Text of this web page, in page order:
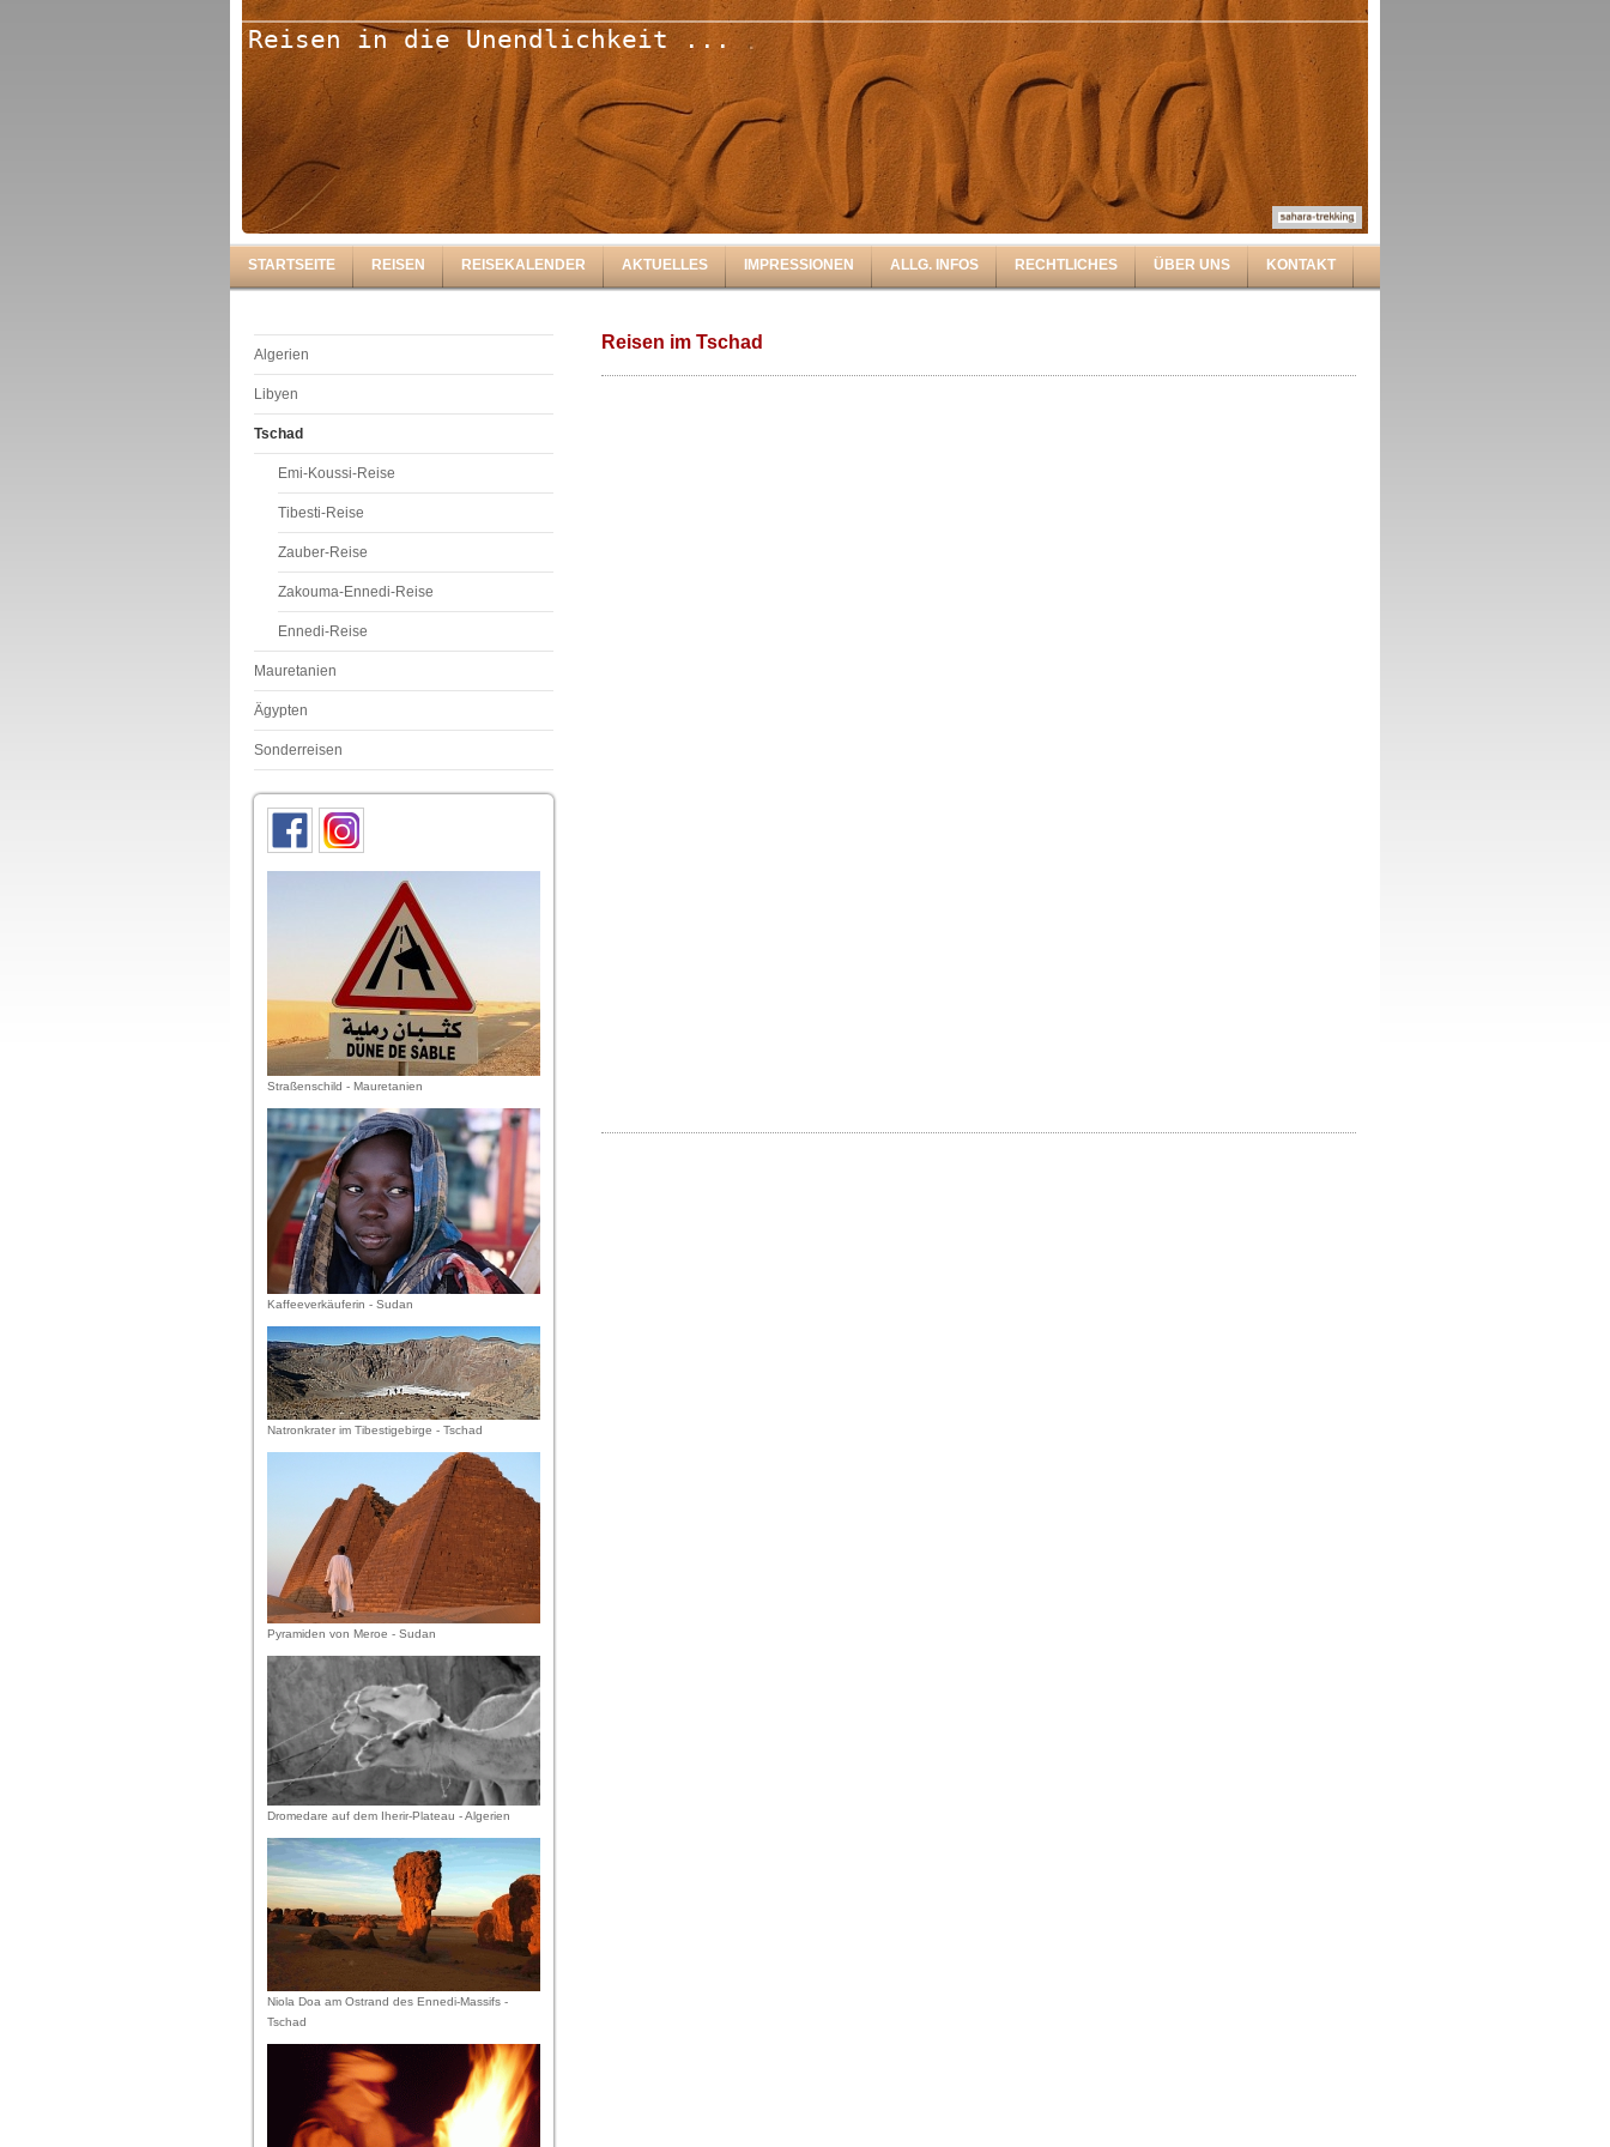
Reisen in die Unendlichkeit ...
STARTSEITE REISEN REISEKALENDER AKTUELLES IMPRESSIONEN ALLG. INFOS RECHTLICHES ÜBER UNS KONTAKT
Algerien
Libyen
Tschad
Emi-Koussi-Reise
Tibesti-Reise
Zauber-Reise
Zakouma-Ennedi-Reise
Ennedi-Reise
Mauretanien
Ägypten
Sonderreisen
Straßenschild - Mauretanien
Kaffeeverkäuferin - Sudan
Natronkrater im Tibestigebirge - Tschad
Pyramiden von Meroe - Sudan
Dromedare auf dem Iherir-Plateau - Algerien
Niola Doa am Ostrand des Ennedi-Massifs -
Tschad
Reisen im Tschad